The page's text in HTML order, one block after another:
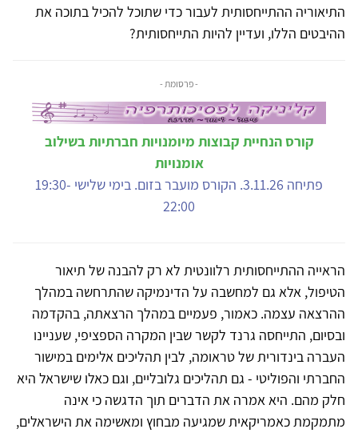
התיאוריה ההתייחסותית לעבור כדי שתוכל להכיל בתוכה את
ההיבטים הללו, ועדיין להיות התייחסותית?
- פרסומת -
קורס הנחיית קבוצות מיומנויות חברתיות בשילוב
אומנויות
פתיחה 3.11.26. הקורס מועבר בזום. בימי שלישי 19:30-
22:00
הראייה ההתייחסותית רלוונטית לא רק להבנה של תיאור
הטיפול, אלא גם למחשבה על הדינמיקה שהתרחשה במהלך
ההרצאה עצמה. כאמור, פעמיים במהלך הרצאתה, בהקדמה
ובסיום, התייחסה גרנד לקשר שבין המקרה הספציפי, שעניינו
העברה בינדורית של טראומה, לבין תהליכים אלימים במישור
החברתי והפוליטי - גם תהליכים גלובליים, וגם כאלו שישראל היא
חלק מהם. היא אמרה את הדברים תוך הדגשה כי אינה
מתמקמת כאמריקאית שמגיעה מבחוץ ומאשימה את הישראלים,